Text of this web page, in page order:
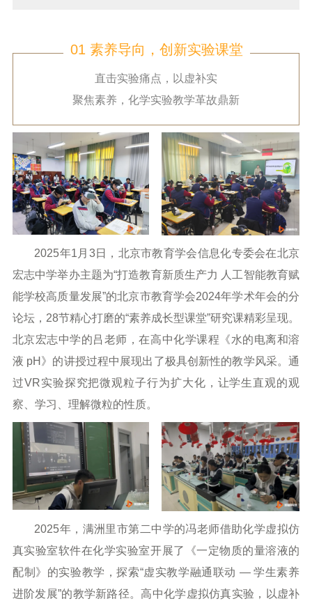
01 素养导向，创新实验课堂
直击实验痛点，以虚补实
聚焦素养，化学实验教学革故鼎新
2025年1月3日，北京市教育学会信息化专委会在北京
宏志中学举办主题为“打造教育新质生产力 人工智能教育赋
能学校高质量发展”的北京市教育学会2024年学术年会的分
论坛，28节精心打磨的“素养成长型课堂”研究课精彩呈现。
北京宏志中学的吕老师，在高中化学课程《水的电离和溶
液 pH》的讲授过程中展现出了极具创新性的教学风采。通
过VR实验探究把微观粒子行为扩大化，让学生直观的观
察、学习、理解微粒的性质。
2025年，满洲里市第二中学的冯老师借助化学虚拟仿
真实验室软件在化学实验室开展了《一定物质的量溶液的
配制》的实验教学，探索“虚实教学融通联动 — 学生素养
进阶发展”的教学新路径。高中化学虚拟仿真实验，以虚补